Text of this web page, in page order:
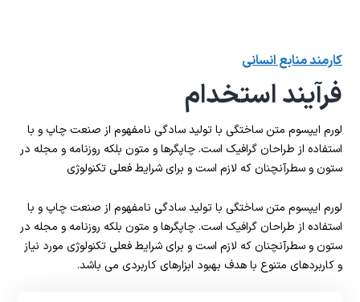
کارمند منابع انسانی
فرآیند استخدام
لورم ایپسوم متن ساختگی با تولید سادگی نامفهوم از صنعت چاپ و با
استفاده از طراحان گرافیک است. چاپگرها و متون بلکه روزنامه و مجله در
ستون و سطرآنچنان که لازم است و برای شرایط فعلی تکنولوژی
لورم ایپسوم متن ساختگی با تولید سادگی نامفهوم از صنعت چاپ و با
استفاده از طراحان گرافیک است. چاپگرها و متون بلکه روزنامه و مجله در
ستون و سطرآنچنان که لازم است و برای شرایط فعلی تکنولوژی مورد نیاز
و کاربردهای متنوع با هدف بهبود ابزارهای کاربردی می باشد.